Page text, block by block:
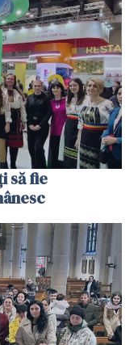
să fie